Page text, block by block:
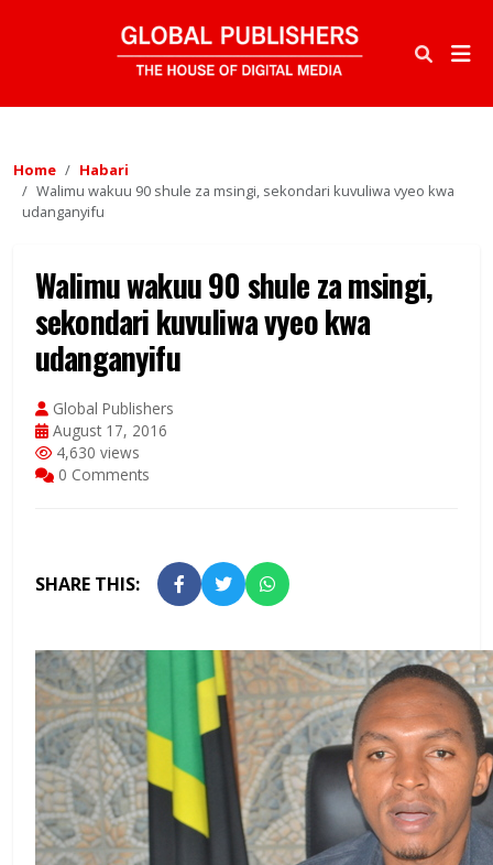
Home
Habari
Walimu wakuu 90 shule za msingi, sekondari kuvuliwa vyeo kwa
udanganyifu
Walimu wakuu 90 shule za msingi,
sekondari kuvuliwa vyeo kwa
udanganyifu
Global Publishers
August 17, 2016
4,630 views
0 Comments
SHARE THIS: